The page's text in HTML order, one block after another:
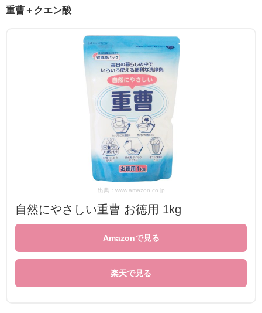
重曹＋クエン酸
出典：www.amazon.co.jp
自然にやさしい重曹 お徳用 1kg
Amazonで見る
楽天で見る